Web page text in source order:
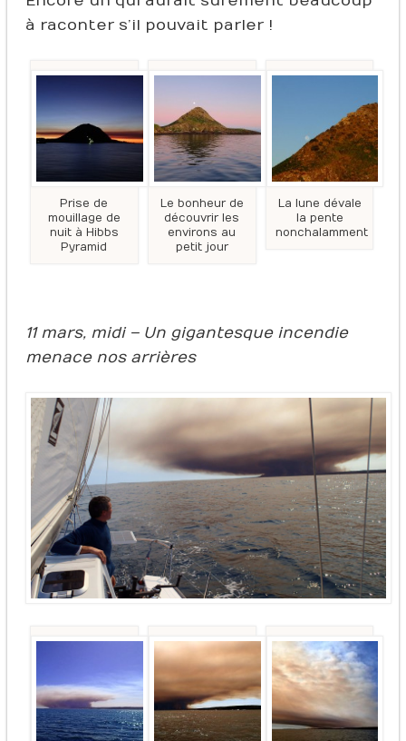
à raconter s’il pouvait parler !
Prise de
mouillage de
nuit à Hibbs
Pyramid
Le bonheur de
découvrir les
environs au
petit jour
La lune dévale
la pente
nonchalamment
11 mars, midi – Un gigantesque incendie
menace nos arrières